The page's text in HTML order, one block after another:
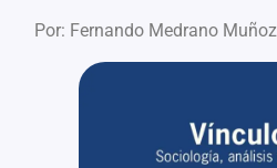
Por: Fernando Medrano Muñoz